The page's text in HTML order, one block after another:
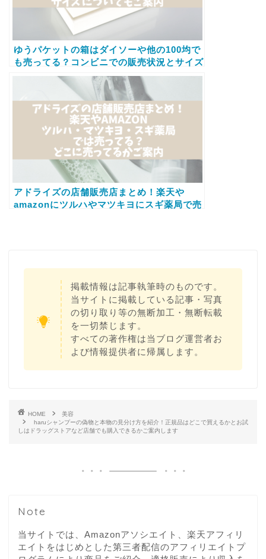
ゆうパケットの箱はダイソーや他の100均で
も売ってる？コンビニでの販売状況とサイズ
についてもご案内
アドライズの店舗販売店まとめ！楽天や
amazonにツルハやマツキヨにスギ薬局で売
掲載情報は記事執筆時のものです。
当サイトに掲載している記事・写真
の切り取り等の無断加工・無断転載
を一切禁じます。
すべての著作権は当ブログ運営者お
よび情報提供者に帰属します。
HOME
美容
haruシャンプーの偽物と本物の見分け方を紹介！正規品はどこで買えるかとお試
しはドラッグストアなど店舗でも購入できるかご案内します
Note
当サイトでは、Amazonアソシエイト、楽天アフィリ
エイトをはじめとした第三者配信のアフィリエイトプ